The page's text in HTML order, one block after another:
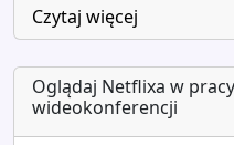
Czytaj więcej
Oglądaj Netflixa w
wideokonferencji